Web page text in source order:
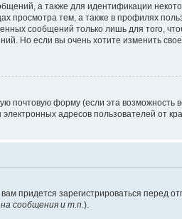
а также для идентификации
просмотра тем, а также в профилях
сообщений только лишь для того,
Но если вы очень хотите изменить
почтовую форму (если эта
адресов пользователей от
придется зарегистрироваться перед
сообщения и т.п. ).